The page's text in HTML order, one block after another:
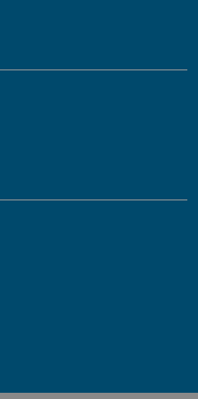
n. 445 del 28 dicembre
la casella "Accetto"
professionista ed accettare
e sotto la propria
sopra, nonché nelle
In caso contrario l'accesso al